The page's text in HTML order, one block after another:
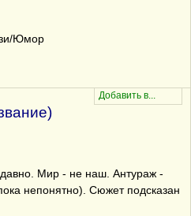
Юмор
давно. Мир - не наш. Антураж -
непонятно). Сюжет подсказан